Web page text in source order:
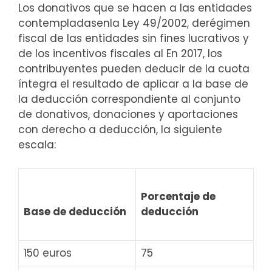
Los donativos que se hacen a las entidades
contempladasenla Ley 49/2002, derégimen
fiscal de las entidades sin fines lucrativos y
de los incentivos fiscales al En 2017, los
contribuyentes pueden deducir de la cuota
íntegra el resultado de aplicar a la base de
la deducción correspondiente al conjunto
de donativos, donaciones y aportaciones
con derecho a deducción, la siguiente
escala:
Base de deducción
Porcentaje de
deducción
150 euros
75